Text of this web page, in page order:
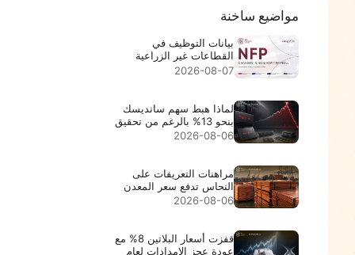
مواضيع ساخنة
بيانات التوظيف في
القطاعات غير الزراعية
2026-08-07
لماذا هبط سهم سانديسك
بنحو 13% بالرغم من تحقيق
إيرادات قياسية بقيمة
2026-08-06
مراهنات التعريفات على
النحاس تدفع سعر المعدن
إلى مستوى قياسي $6.703
2026-08-06
قفزت أسعار البلاتين 8% مع
عودة عجز الإمدادات لعام